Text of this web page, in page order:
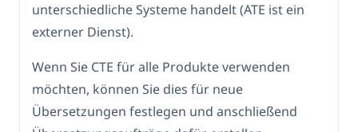
unterschiedliche Systeme handelt (ATE ist ein
externer Dienst).
Wenn Sie CTE für alle Produkte verwenden
möchten, können Sie dies für neue
Übersetzungen festlegen und anschließend